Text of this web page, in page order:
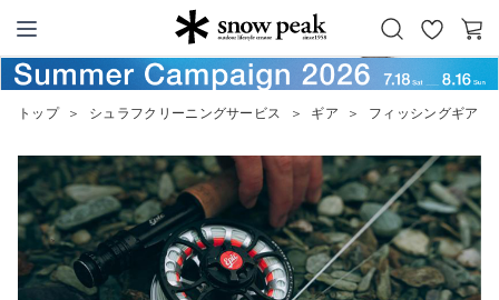
Snow Peak
お
気
り
カ
ー
ト
トップ ＞ シュラフクリーニングサービス ＞ ギア ＞ フィッシングギア